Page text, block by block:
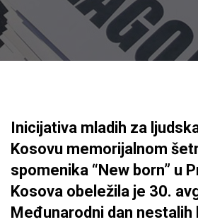
Inicijativa mladih za
Kosovu memorijalnom
spomenika “New born” u
Kosova obeležila je 30.
Međunarodni dan nestalih